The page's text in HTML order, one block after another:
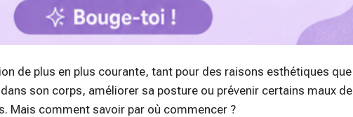
de plus en plus courante, tant pour des raisons esthétiques
son corps, améliorer sa posture ou prévenir certains maux
Mais comment savoir par où commencer ?